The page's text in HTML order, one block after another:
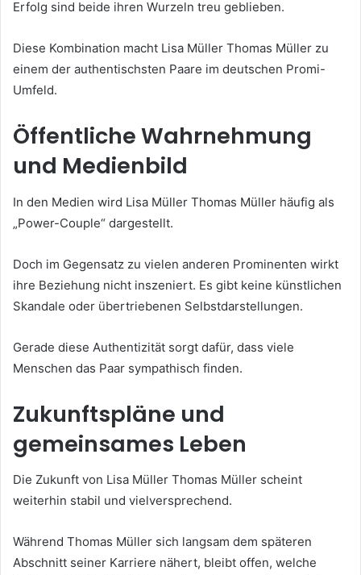
Erfolg sind beide ihren Wurzeln treu geblieben.
Diese Kombination macht Lisa Müller Thomas Müller zu
einem der authentischsten Paare im deutschen Promi-
Umfeld.
Öffentliche Wahrnehmung
und Medienbild
In den Medien wird Lisa Müller Thomas Müller häufig als
„Power-Couple“ dargestellt.
Doch im Gegensatz zu vielen anderen Prominenten wirkt
ihre Beziehung nicht inszeniert. Es gibt keine künstlichen
Skandale oder übertriebenen Selbstdarstellungen.
Gerade diese Authentizität sorgt dafür, dass viele
Menschen das Paar sympathisch finden.
Zukunftspläne und
gemeinsames Leben
Die Zukunft von Lisa Müller Thomas Müller scheint
weiterhin stabil und vielversprechend.
Während Thomas Müller sich langsam dem späteren
Abschnitt seiner Karriere nähert, bleibt offen, welche